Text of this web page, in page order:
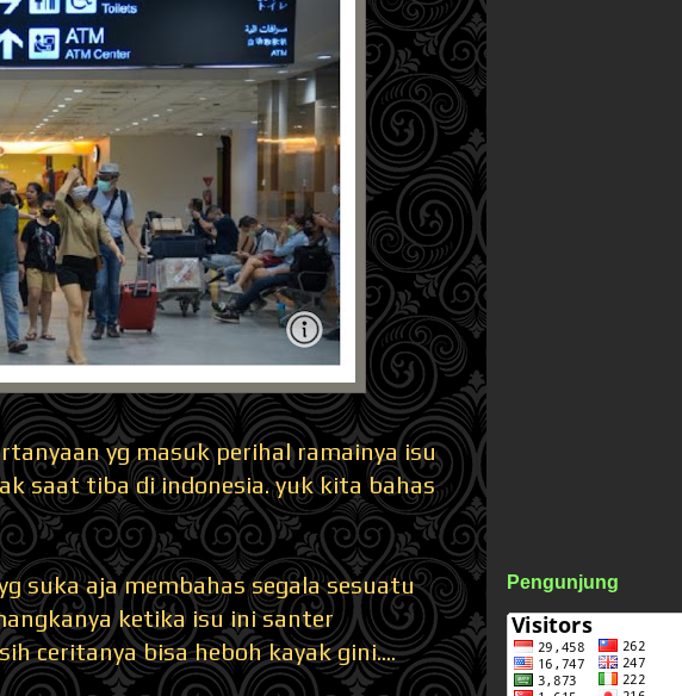
yg masuk perihal ramainya isu
saat tiba di indonesia. yuk kita bahas
suka aja membahas segala sesuatu
ketika isu ini santer
ceritanya bisa heboh kayak gini....
Pengunjung